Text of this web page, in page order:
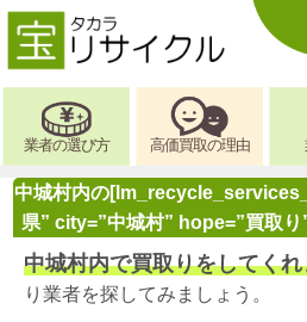
業者の選び方 高価買取の理由
中城村内の
県” city=”中城村” hope=”買取
中城村内で買取りをしてく
り業者を探してみましょう。